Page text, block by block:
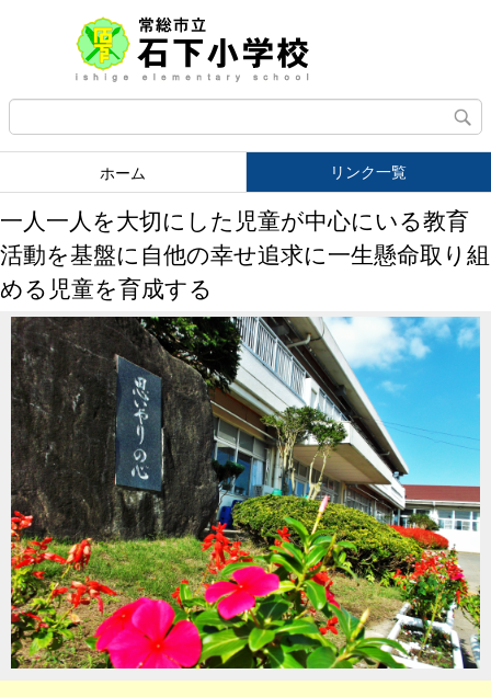
ホーム リンク一覧
一人一人を大切にした児童が中心にいる教育
活動を基盤に自他の幸せ追求に一生懸命取り組
める児童を育成する